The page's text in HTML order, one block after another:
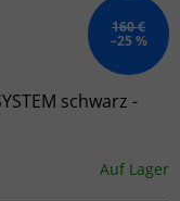
160 €
–25 %
schwarz -
Auf Lager